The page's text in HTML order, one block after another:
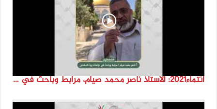
انتماء2021: الاستاذ ناصر محمد صيام، مرابط وباحث في دراسات بيت المقدس، فلسطين